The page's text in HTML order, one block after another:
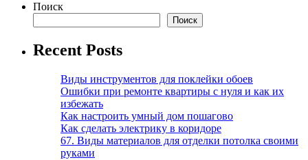
Поиск
Поиск
Recent Posts
Виды инструментов для поклейки обоев
Ошибки при ремонте квартиры с нуля и как их
избежать
Как настроить умный дом пошагово
Как сделать электрику в коридоре
67. Виды материалов для отделки потолка своими
руками